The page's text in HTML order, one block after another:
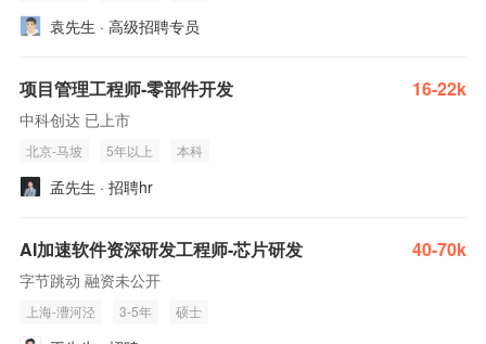
袁先生 · 高级招聘专员
项目管理工程师-零部件开发 16-22k
中科创达 已上市
北京-马坡 5年以上 本科
孟先生 · 招聘hr
AI加速软件资深研发工程师-芯片研发 40-70k
字节跳动 融资未公开
上海-漕河泾 3-5年 硕士